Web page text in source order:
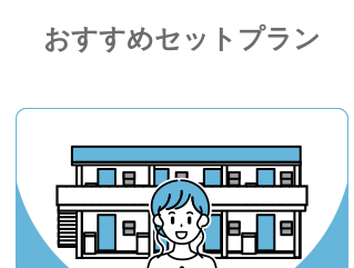
おすすめセットプラン